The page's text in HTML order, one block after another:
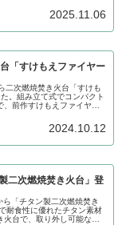
2025.11.06
「すけもえファイヤー
二次燃焼焚き火台「すけも
。組み立て式でコンパクト
前作すけもえファイヤー
ルされました。詳細をレビ
2024.10.12
二次燃焼焚き火台」登
「チタン製二次燃焼焚き
耐食性に優れたチタン素材
火台で、取り外し可能な五